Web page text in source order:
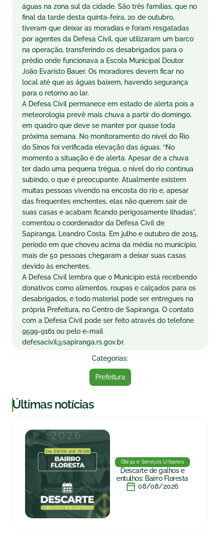
águas na zona sul da cidade. São três famílias, que no
final da tarde desta quinta-feira, 20 de outubro,
tiveram que deixar as moradias e foram resgatadas
por agentes da Defesa Civil, que utilizaram um barco
na operação, transferindo os desabrigados para o
prédio onde funcionava a Escola Municipal Doutor
João Evaristo Bauer. Os moradores devem ficar no
local até que as águas baixem, havendo segurança
para o retorno ao lar.
A Defesa Civil permanece em estado de alerta pois a
meteorologia prevê mais chuva a partir do domingo,
em quadro que deve se manter por quase toda
próxima semana. No monitoramento do nível do Rio
do Sinos foi verificada elevação das águas. “No
momento a situação é de alerta. Apesar de a chuva
ter dado uma pequena trégua, o nível do rio continua
subindo, o que é preocupante. Atualmente existem
muitas pessoas vivendo na encosta do rio e, apesar
das frequentes enchentes, elas não querem sair de
suas casas e acabam ficando perigosamente ilhadas”,
comentou o coordenador da Defesa Civil de
Sapiranga, Leandro Costa. Em julho e outubro de 2015,
período em que choveu acima da média no município,
mais de 50 pessoas chegaram a deixar suas casas
devido às enchentes.
A Defesa Civil lembra que o Município está recebendo
donativos como alimentos, roupas e calçados para os
desabrigados, e todo material pode ser entregues na
própria Prefeitura, no Centro de Sapiranga. O contato
com a Defesa Civil pode ser feito através do telefone
9599-9161 ou pelo e-mail
defesacivil@sapiranga.rs.gov.br.
Categorias:
Prefeitura
|Últimas notícias
Obras e Serviços Urbanos
Descarte de galhos e
entulhos: Bairro Floresta
08/08/2026